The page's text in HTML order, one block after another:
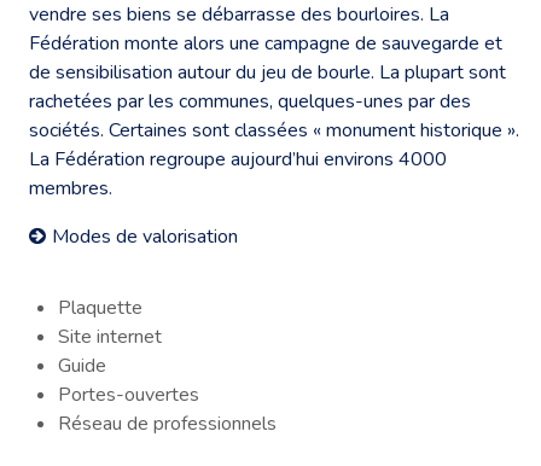
vendre ses biens se débarrasse des bourloires. La
Fédération monte alors une campagne de sauvegarde et
de sensibilisation autour du jeu de bourle. La plupart sont
rachetées par les communes, quelques-unes par des
sociétés. Certaines sont classées « monument historique ».
La Fédération regroupe aujourd’hui environs 4000
membres.
Modes de valorisation
Plaquette
Site internet
Guide
Portes-ouvertes
Réseau de professionnels